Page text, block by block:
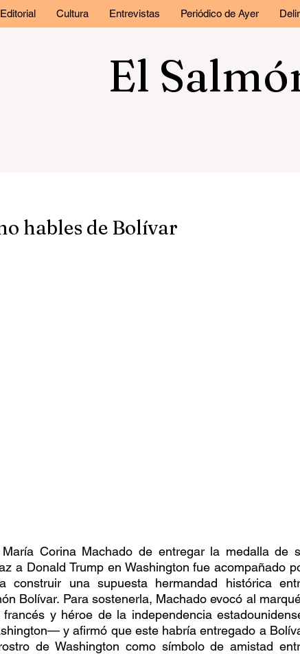
Editorial Cultura Entrevistas Periódico de Ayer
El
hables de Bolívar
Corina Machado de entregar la medalla de
a Donald Trump en Washington fue acompañado
construir una supuesta hermandad histórica
Bolívar. Para sostenerla, Machado evocó al
y héroe de la independencia
y afirmó que este habría entregado a
de Washington como símbolo de amistad